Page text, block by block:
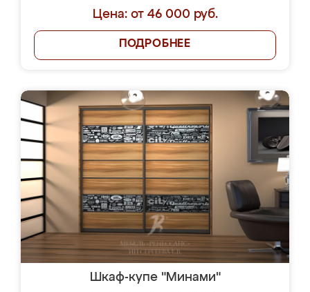
Цена: от 46 000 руб.
ПОДРОБНЕЕ
Шкаф-купе "Минами"